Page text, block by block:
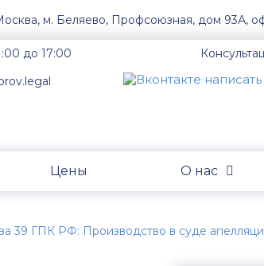
м. Беляево, Профсоюзная, дом 93А,
до 17:00
Цены О нас
39 ГПК РФ: Производство в суде